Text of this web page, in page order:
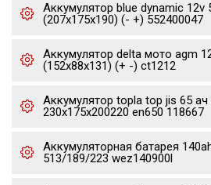
Аккумулятор blue dynamic 12v
(207x175x190) (- +) 552400047
Аккумулятор delta мото agm
(152x88x131) (+ -) ct1212
Аккумулятор topla top jis 65
230x175x200220 en650 118667
Аккумуляторная батарея
513/189/223 wez140900l